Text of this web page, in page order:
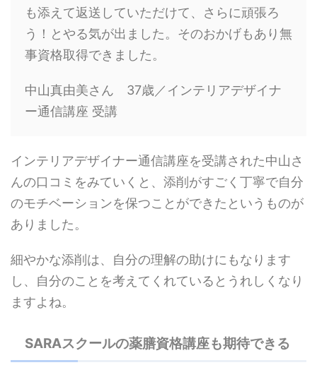
も添えて返送していただけて、さらに頑張ろ
う！とやる気が出ました。そのおかげもあり無
事資格取得できました。
中山真由美さん 37歳／インテリアデザイナ
ー通信講座 受講
インテリアデザイナー通信講座を受講された中山さ
んの口コミをみていくと、添削がすごく丁寧で自分
のモチベーションを保つことができたというものが
ありました。
細やかな添削は、自分の理解の助けにもなります
し、自分のことを考えてくれているとうれしくなり
ますよね。
SARAスクールの薬膳資格講座も期待できる